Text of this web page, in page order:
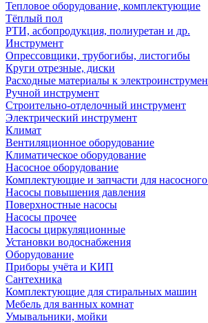
Тепловое оборудование, комплектующие
Тёплый пол
РТИ, асбопродукция, полиуретан и др.
Инструмент
Опрессовщики, трубогибы, листогибы
Круги отрезные, диски
Расходные материалы к
Ручной инструмент
Строительно-отделочный инструмент
Электрический инструмент
Климат
Вентиляционное оборудование
Климатическое оборудование
Насосное оборудование
Комплектующие и запчасти для
Насосы повышения давления
Поверхностные насосы
Насосы прочее
Насосы циркуляционные
Установки водоснабжения
Оборудование
Приборы учёта и КИП
Сантехника
Комплектующие для стиральных машин
Мебель для ванных комнат
Умывальники, мойки